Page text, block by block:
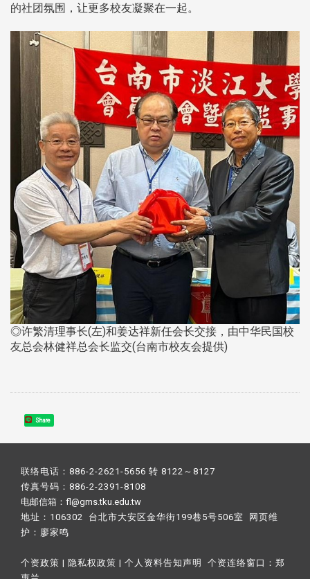
的社团氛围，让更多校友凝聚在一起。
◎许繁清理事长(左)和姜达祥新任会长交接，由中华民国校
友总会林健祥总会长监交(台南市校友会提供)
Share
联络电话：886-2-2621-5656 转 8122～8127
传真号码：886-2-2391-8108
电邮信箱：fl@gms.tku.edu.tw
地址：106302 台北市大安区金华街199巷5号506室 网页维
护： 廖家鸣​
个资政策 | 隐私权政策 | 个人资料告知声明 个资连络窗口： 郑